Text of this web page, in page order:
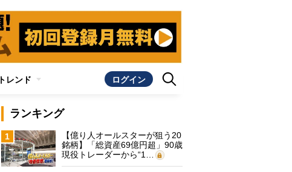
トレンド ログイン
ランキング
1
【億り人オールスターが狙う20
銘柄】「総資産69億円超」90歳
現役トレーダーから“1…